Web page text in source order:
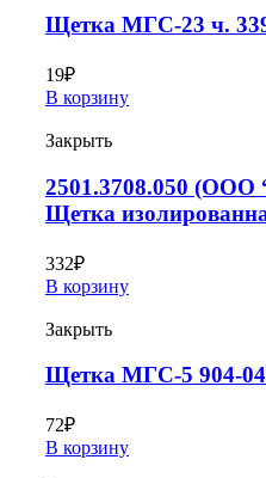
Щетка МГС-23 ч.
19₽
В корзину
Закрыть
2501.3708.050
Щетка
332₽
В корзину
Закрыть
Щетка МГС-5 904-
72₽
В корзину